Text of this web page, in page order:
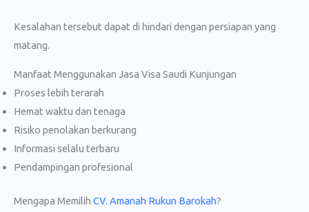
Kesalahan tersebut dapat di hindari dengan persiapan yang
matang.
Manfaat Menggunakan Jasa Visa Saudi Kunjungan
Proses lebih terarah
Hemat waktu dan tenaga
Risiko penolakan berkurang
Informasi selalu terbaru
Pendampingan profesional
Mengapa Memilih CV. Amanah Rukun Barokah?